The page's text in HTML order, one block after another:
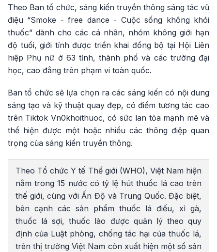
Theo Ban tổ chức, sáng kiến truyền thông sáng tác vũ
điệu “Smoke - free dance - Cuộc sống không khói
thuốc” dành cho các cá nhân, nhóm không giới hạn
độ tuổi, giới tính được triển khai đồng bộ tại Hội Liên
hiệp Phụ nữ ở 63 tỉnh, thành phố và các trường đại
học, cao đẳng trên phạm vi toàn quốc.
Ban tổ chức sẽ lựa chọn ra các sáng kiến có nội dung
sáng tạo và kỹ thuật quay đẹp, có điểm tương tác cao
trên Tiktok Vn0khoithuoc, có sức lan tỏa mạnh mẽ và
thể hiện được một hoặc nhiều các thông điệp quan
trọng của sáng kiến truyền thông.
Theo Tổ chức Y tế Thế giới (WHO), Việt Nam hiện
nằm trong 15 nước có tỷ lệ hút thuốc lá cao trên
thế giới, cùng với Ấn Độ và Trung Quốc. Đặc biệt,
bên cạnh các sản phẩm thuốc lá điếu, xì gà,
thuốc lá sợi, thuốc lào được quản lý theo quy
định của Luật phòng, chống tác hại của thuốc lá,
trên thị trường Việt Nam còn xuất hiện một số sản